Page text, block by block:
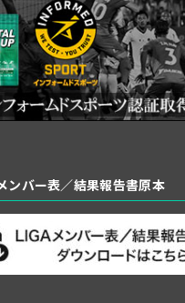
ンバー表／結果報告書原本